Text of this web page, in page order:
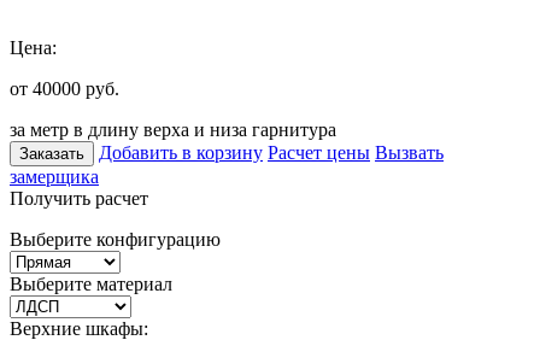
Цена:
от 40000 руб.
за метр в длину верха и низа гарнитура
Заказать Добавить в корзину Расчет цены Вызвать
замерщика
Получить расчет
Выберите конфигурацию
Выберите материал
Верхние шкафы: